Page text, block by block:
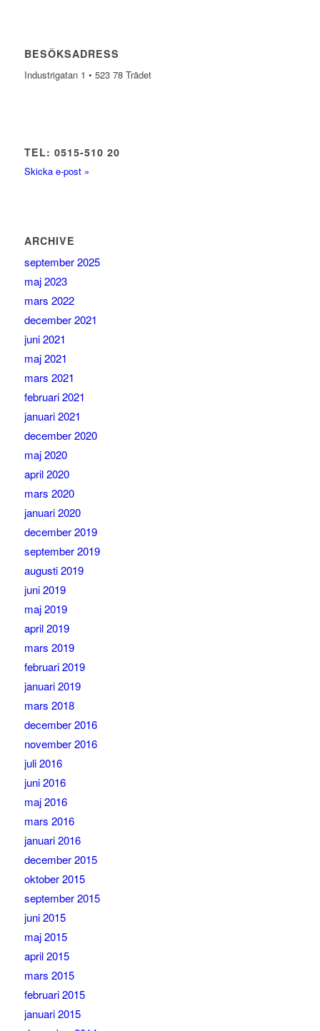
BESÖKSADRESS
Industrigatan 1 • 523 78 Trädet
TEL: 0515-510 20
Skicka e-post »
ARCHIVE
september 2025
maj 2023
mars 2022
december 2021
juni 2021
maj 2021
mars 2021
februari 2021
januari 2021
december 2020
maj 2020
april 2020
mars 2020
januari 2020
december 2019
september 2019
augusti 2019
juni 2019
maj 2019
april 2019
mars 2019
februari 2019
januari 2019
mars 2018
december 2016
november 2016
juli 2016
juni 2016
maj 2016
mars 2016
januari 2016
december 2015
oktober 2015
september 2015
juni 2015
maj 2015
april 2015
mars 2015
februari 2015
januari 2015